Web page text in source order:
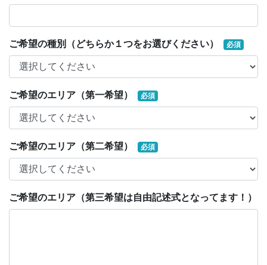
ご希望の種別（どちらか１つをお選びください） 必須
ご希望のエリア（第一希望） 必須
ご希望のエリア（第二希望） 必須
ご希望のエリア（第三希望は自由記述式となってます！）